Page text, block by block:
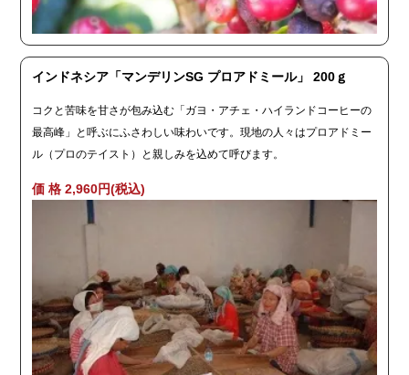
インドネシア「マンデリンSG プロアドミール」 200ｇ
コクと苦味を甘さが包み込む「ガヨ・アチェ・ハイランドコーヒーの
最高峰」と呼ぶにふさわしい味わいです。現地の人々はプロアドミー
ル（プロのテイスト）と親しみを込めて呼びます。
価 格 2,960円(税込)